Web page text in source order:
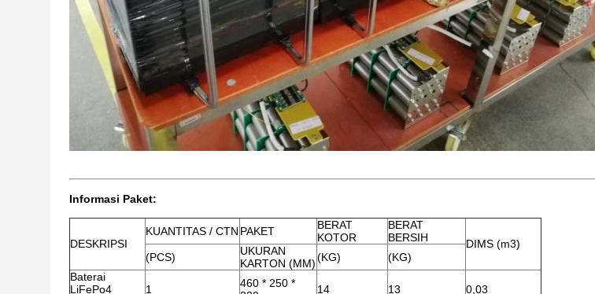
Informasi Paket:
DESKRIPSI
KUANTITAS / CTN PAKET
BERAT
KOTOR
BERAT
BERSIH
DIMS (m3)
(PCS)
UKURAN
KARTON (MM)(KG)
(KG)
Baterai
LiFePo4
1
460 * 250 *
14 13 0,03